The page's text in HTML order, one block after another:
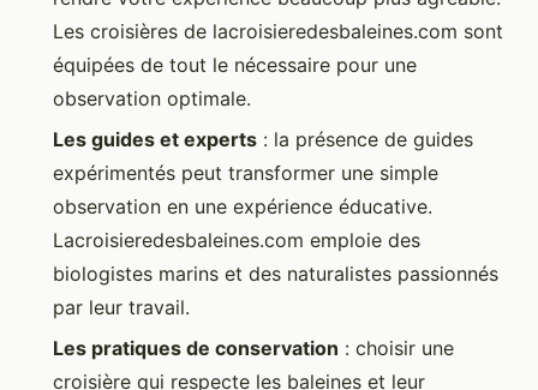
Les croisières de lacroisieredesbaleines.com sont
équipées de tout le nécessaire pour une
observation optimale.
Les guides et experts : la présence de guides
expérimentés peut transformer une simple
observation en une expérience éducative.
Lacroisieredesbaleines.com emploie des
biologistes marins et des naturalistes passionnés
par leur travail.
Les pratiques de conservation : choisir une
croisière qui respecte les baleines et leur